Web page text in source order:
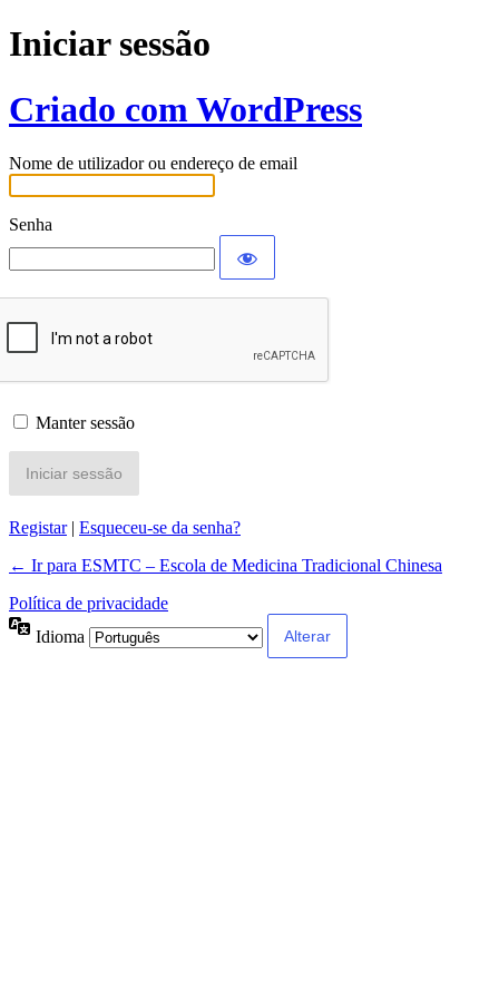
Iniciar sessão
Criado com WordPress
Nome de utilizador ou endereço de email
Senha
Manter sessão
Registar| Esqueceu-se da senha?
← Ir para ESMTC – Escola de Medicina Tradicional Chinesa
Política de privacidade
Idioma